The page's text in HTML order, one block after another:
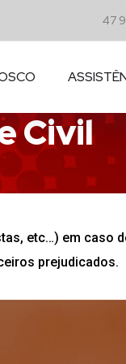
47
Civil
etc…) em caso
prejudicados.